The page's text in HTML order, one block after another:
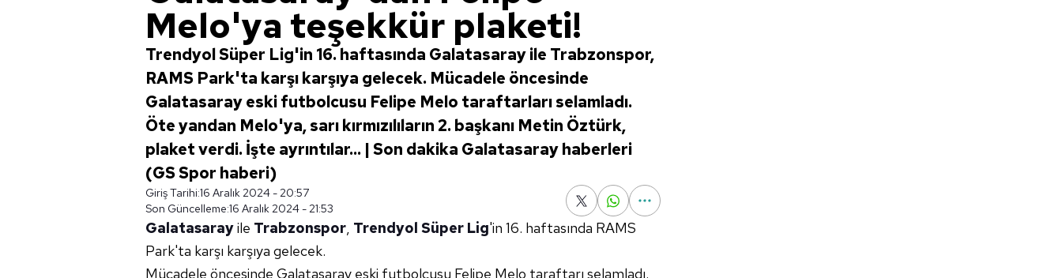
Melo'ya teşekkür plaketi!
Trendyol Süper Lig'in 16. haftasında Galatasaray ile Trabzonspor,
RAMS Park'ta karşı karşıya gelecek. Mücadele öncesinde
Galatasaray eski futbolcusu Felipe Melo taraftarları selamladı.
Öte yandan Melo'ya, sarı kırmızılıların 2. başkanı Metin Öztürk,
plaket verdi. İşte ayrıntılar... | Son dakika Galatasaray haberleri
(GS Spor haberi)
Giriş Tarihi:16 Aralık 2024 - 20:57
Son Güncelleme:16 Aralık 2024 - 21:53
Galatasarayile Trabzonspor, Trendyol Süper Lig'in 16. haftasında RAMS
Park'ta karşı karşıya gelecek.
Mücadele öncesinde Galatasaray eski futbolcusu Felipe Melo taraftarı selamladı.